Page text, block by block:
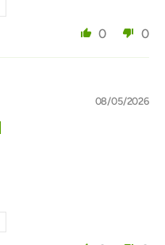
0 0
08/05/2026